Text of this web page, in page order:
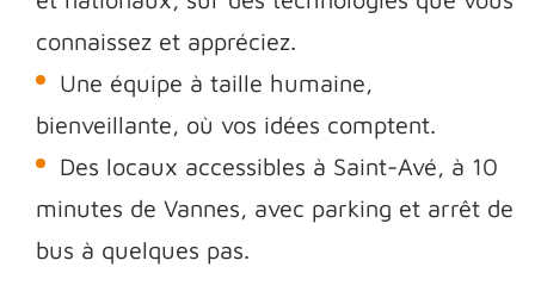
connaissez et appréciez.
Une équipe à taille humaine,
bienveillante, où vos idées comptent.
Des locaux accessibles à Saint-Avé, à 10
minutes de Vannes, avec parking et arrêt de
bus à quelques pas.